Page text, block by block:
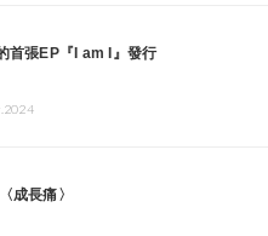
首張EP『I am I』發行
成長痛〉